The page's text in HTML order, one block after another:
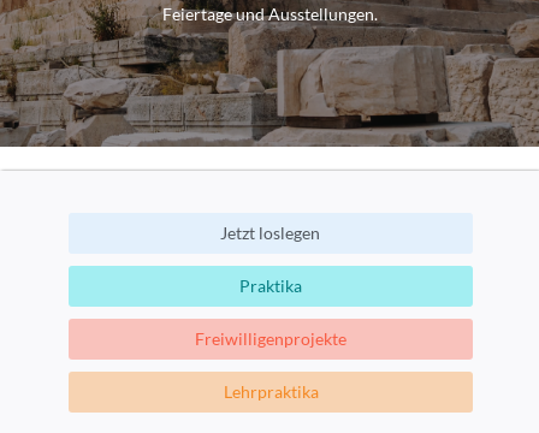
Feiertage und Ausstellungen.
Lehrpraktika
Freiwilligenprojekte
Praktika
Jetzt loslegen